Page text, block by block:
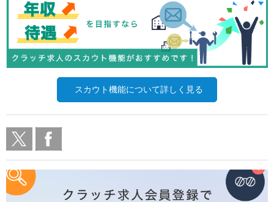
スカウト機能について詳しく見る